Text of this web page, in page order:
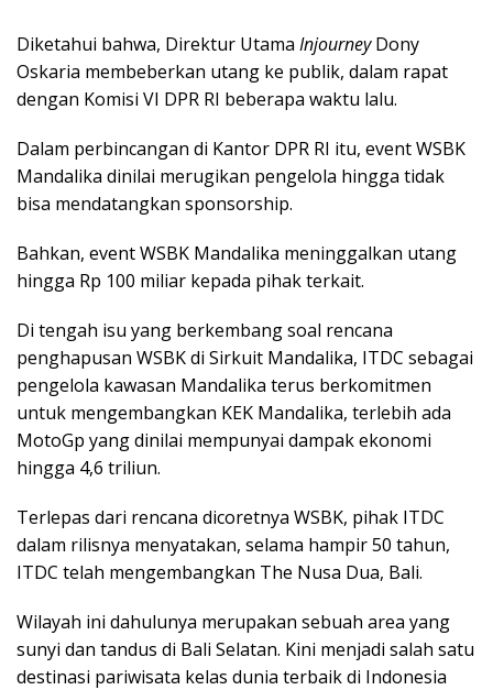
Diketahui bahwa, Direktur Utama InjourneyDony
Oskaria membeberkan utang ke publik, dalam rapat
dengan Komisi VI DPR RI beberapa waktu lalu.
Dalam perbincangan di Kantor DPR RI itu, event WSBK
Mandalika dinilai merugikan pengelola hingga tidak
bisa mendatangkan sponsorship.
Bahkan, event WSBK Mandalika meninggalkan utang
hingga Rp 100 miliar kepada pihak terkait.
Di tengah isu yang berkembang soal rencana
penghapusan WSBK di Sirkuit Mandalika, ITDC sebagai
pengelola kawasan Mandalika terus berkomitmen
untuk mengembangkan KEK Mandalika, terlebih ada
MotoGp yang dinilai mempunyai dampak ekonomi
hingga 4,6 triliun.
Terlepas dari rencana dicoretnya WSBK, pihak ITDC
dalam rilisnya menyatakan, selama hampir 50 tahun,
ITDC telah mengembangkan The Nusa Dua, Bali.
Wilayah ini dahulunya merupakan sebuah area yang
sunyi dan tandus di Bali Selatan. Kini menjadi salah satu
destinasi pariwisata kelas dunia terbaik di Indonesia